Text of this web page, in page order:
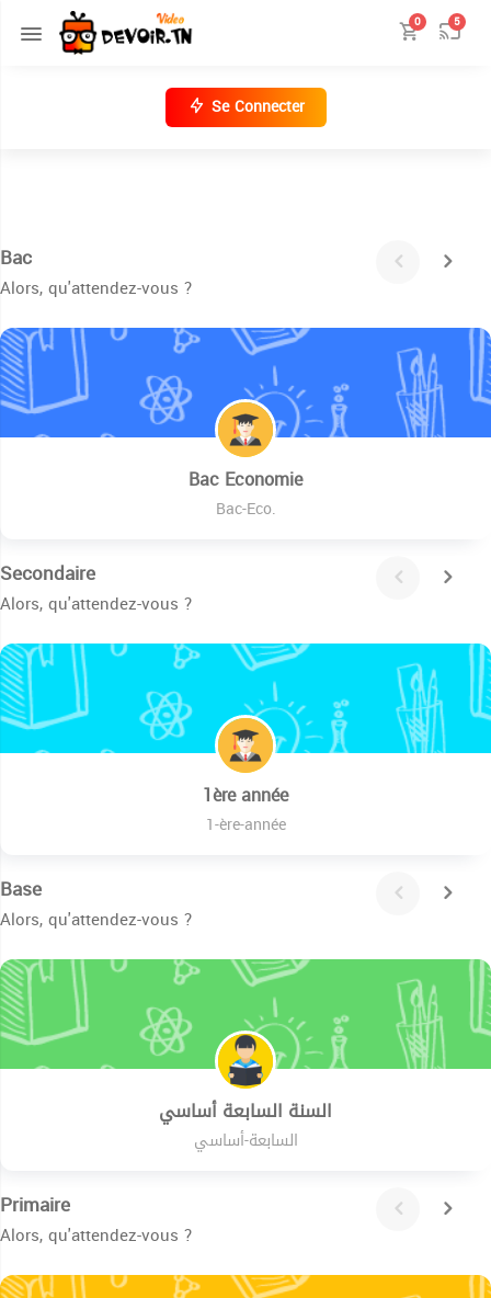
0 5
Se Connecter
Bac
Alors, qu'attendez-vous ?
Bac Economie
Bac-Eco.
Secondaire
Alors, qu'attendez-vous ?
1ère année
1-ère-année
Base
Alors, qu'attendez-vous ?
السنة السابعة أساسي
السابعة-أساسي
Primaire
Alors, qu'attendez-vous ?